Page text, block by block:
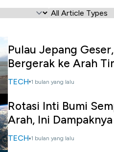
Pulau Jepang
Bergerak ke Arah
TECH 1 bulan yang lalu
Rotasi Inti Bumi
Arah, Ini Dampaknya
TECH 1 bulan yang lalu